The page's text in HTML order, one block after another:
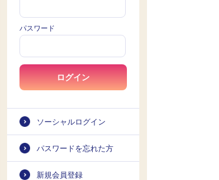
パスワード
ログイン
ソーシャルログイン
パスワードを忘れた方
新規会員登録